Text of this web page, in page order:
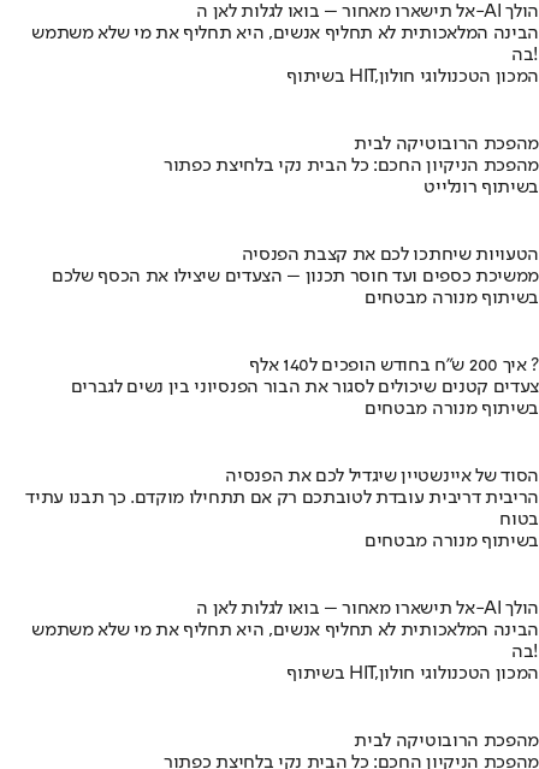
אל תישארו מאחור – בואו לגלות לאן ה-AI הולך
הבינה המלאכותית לא תחליף אנשים, היא תחליף את מי שלא משתמש
בה!
בשיתוף HIT,המכון הטכנולוגי חולון
מהפכת הרובוטיקה לבית
מהפכת הניקיון החכם: כל הבית נקי בלחיצת כפתור
בשיתוף רונלייט
הטעויות שיחתכו לכם את קצבת הפנסיה
ממשיכת כספים ועד חוסר תכנון – הצעדים שיצילו את הכסף שלכם
בשיתוף מנורה מבטחים
איך 200 ש"ח בחודש הופכים ל140 אלף ?
צעדים קטנים שיכולים לסגור את הבור הפנסיוני בין נשים לגברים
בשיתוף מנורה מבטחים
הסוד של איינשטיין שיגדיל לכם את הפנסיה
הריבית דריבית עובדת לטובתכם רק אם תתחילו מוקדם. כך תבנו עתיד
בטוח
בשיתוף מנורה מבטחים
אל תישארו מאחור – בואו לגלות לאן ה-AI הולך
הבינה המלאכותית לא תחליף אנשים, היא תחליף את מי שלא משתמש
בה!
בשיתוף HIT,המכון הטכנולוגי חולון
מהפכת הרובוטיקה לבית
מהפכת הניקיון החכם: כל הבית נקי בלחיצת כפתור